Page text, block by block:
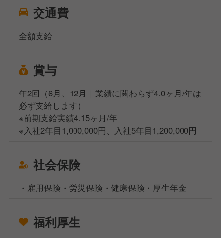
交通費
全額支給
賞与
年2回（6月、12月｜業績に関わらず4.0ヶ月/年は
必ず支給します）
※前期支給実績4.15ヶ月/年
※入社2年目1,000,000円、入社5年目1,200,000円
社会保険
・雇用保険・労災保険・健康保険・厚生年金
福利厚生